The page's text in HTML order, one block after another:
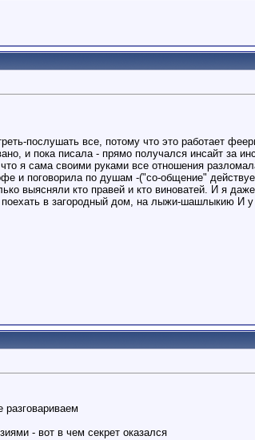
послушать все, потому что это работает
и пока писала - прямо получался инсайт за
я сама своими руками все отношения
и поговорила по душам -("со-общение"
выясняли кто правей и кто виноватей. И я
в загородный дом, на лыжи-шашлыкию И у
разговариваем
- вот в чем секрет оказался